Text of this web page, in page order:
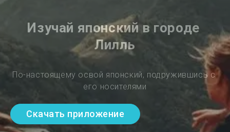
Изучай японский в городе
Лилль
По-настоящему освой японский, подружившись с
его носителями
Скачать приложение